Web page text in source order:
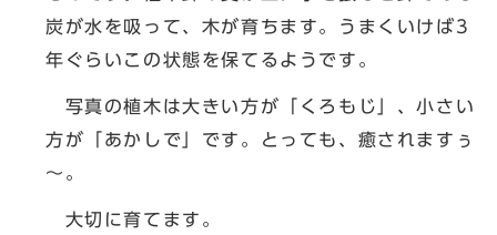
炭が水を吸って、木が育ちます。うまくいけば3
年ぐらいこの状態を保てるようです。
写真の植木は大きい方が「くろもじ」、小さい
方が「あかしで」です。とっても、癒されますぅ
～。
大切に育てます。